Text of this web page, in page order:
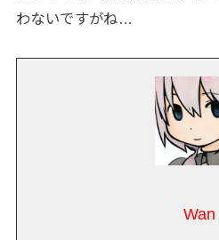
わないですがね…
Wan